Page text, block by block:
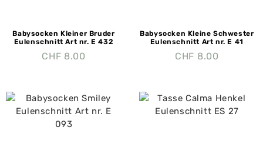
Babysocken Kleiner Bruder
Eulenschnitt Art nr. E 432
CHF 8.00
Babysocken Kleine Schwester
Eulenschnitt Art nr. E 41
CHF 8.00